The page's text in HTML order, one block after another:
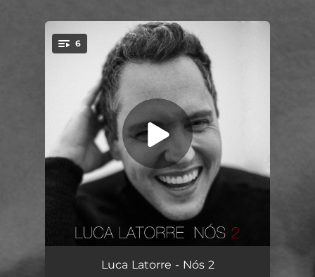
You're all set!
6
Assunto Nós Dois
Luca Latorre - Nós 2